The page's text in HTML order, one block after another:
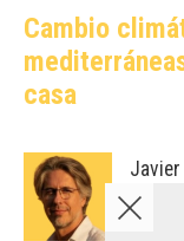
Cambio
casa
Javier